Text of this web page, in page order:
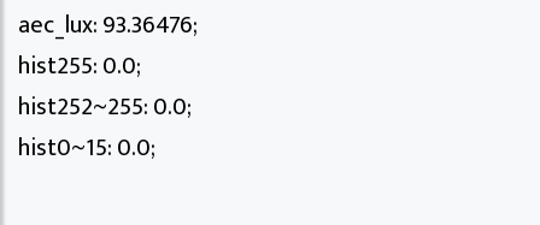
aec_lux: 93.36476;
hist255: 0.0;
hist252~255: 0.0;
hist0~15: 0.0;